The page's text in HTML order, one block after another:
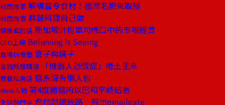
封面故事 解構當令食材！國際名廚來取經
封面故事 鮮蔬料理自己做
總編輯的話 新加坡計程車司機口中的市場經濟
CEO上線 Believing Is Seeing
商場自慢塾 窗子與鏡子
金融時報精選 「機器人恐慌症」捲土重來
教養私房話 選系沒有懶人包
View人物 第4度勝選的以巴和平終結者
全球熱門字 希拉蕊總統路 殺出emailgate